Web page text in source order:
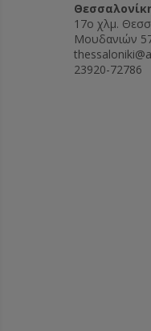
17ο χλμ.
Μουδανιών
23920-72786